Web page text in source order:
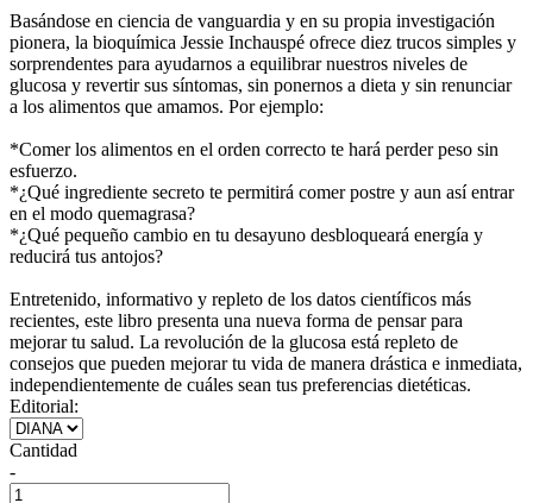
Basándose en ciencia de vanguardia y en su propia investigación
pionera, la bioquímica Jessie Inchauspé ofrece diez trucos simples y
sorprendentes para ayudarnos a equilibrar nuestros niveles de
glucosa y revertir sus síntomas, sin ponernos a dieta y sin renunciar
a los alimentos que amamos. Por ejemplo:
*Comer los alimentos en el orden correcto te hará perder peso sin
esfuerzo.
*¿Qué ingrediente secreto te permitirá comer postre y aun así entrar
en el modo quemagrasa?
*¿Qué pequeño cambio en tu desayuno desbloqueará energía y
reducirá tus antojos?
Entretenido, informativo y repleto de los datos científicos más
recientes, este libro presenta una nueva forma de pensar para
mejorar tu salud. La revolución de la glucosa está repleto de
consejos que pueden mejorar tu vida de manera drástica e inmediata,
independientemente de cuáles sean tus preferencias dietéticas.
Editorial:
Cantidad
-